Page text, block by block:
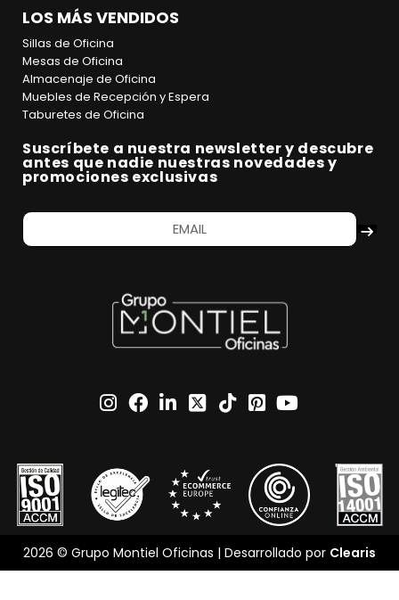
LOS MÁS VENDIDOS
Sillas de Oficina
Mesas de Oficina
Almacenaje de Oficina
Muebles de Recepción y Espera
Taburetes de Oficina
Suscríbete a nuestra newsletter y descubre
antes que nadie nuestras novedades y
promociones exclusivas
2026 © Grupo Montiel Oficinas | Desarrollado por Clearis